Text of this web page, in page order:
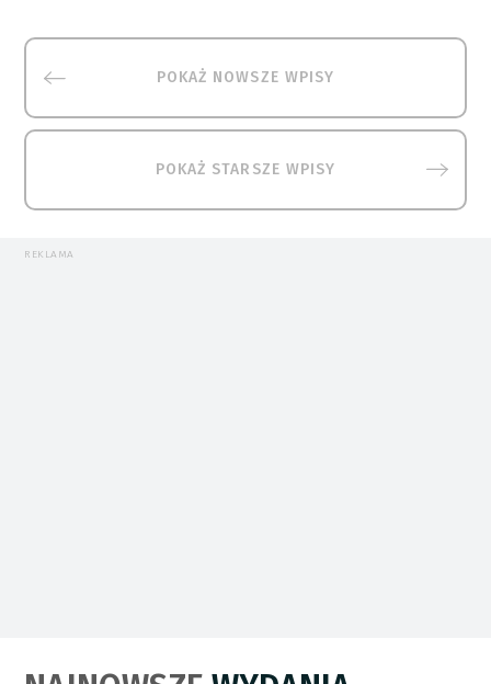
POKAŻ NOWSZE WPISY
POKAŻ STARSZE WPISY
REKLAMA